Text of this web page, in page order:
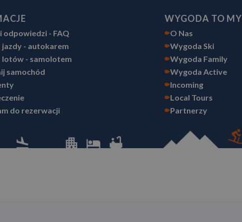
odpowiedzi - FAQ
jazdy - autokarem
lotów - samolotem
samochód
do rezerwacji
WYGODA TO MY
O Nas
Wygoda Ski
Wygoda Family
Wygoda Active
Incoming
Local Tours
Partnerzy